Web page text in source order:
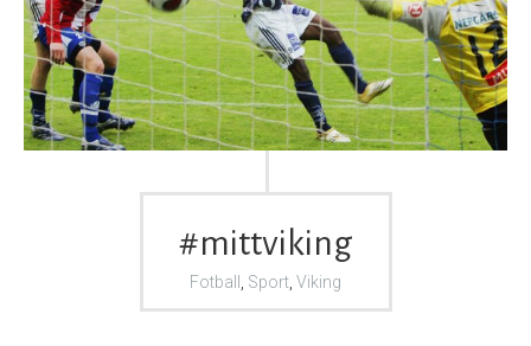
#mittviking
Fotball Sport Viking